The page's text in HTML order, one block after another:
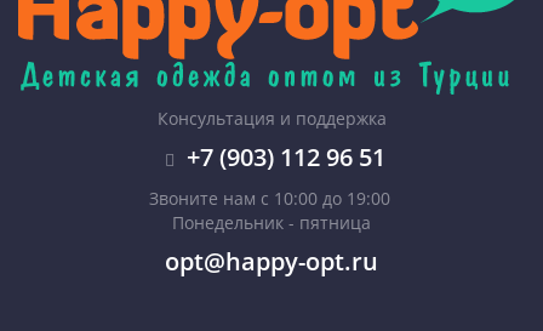
Консультация и поддержка
+7 (903) 112 96 51
Звоните нам с 10:00 до 19:00
Понедельник - пятница
opt@happy-opt.ru